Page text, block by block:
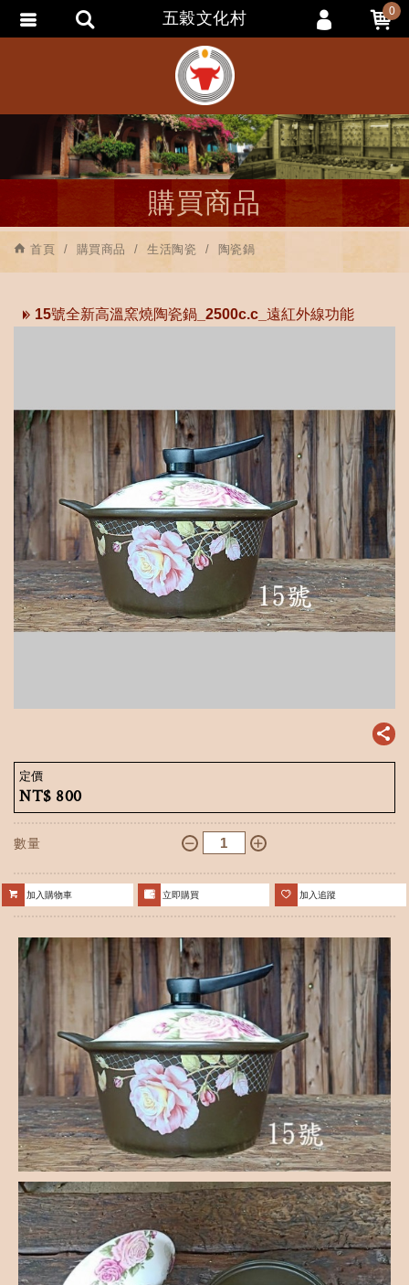
購買商品
首頁 購買商品 生活陶瓷 陶瓷鍋
15號全新高溫窯燒陶瓷鍋_2500c.c_遠紅外線功能
定價
NT$ 800
數量
加入購物車 立即購買 加入追蹤
五穀文化村 0
會員登入
會員註冊
忘記密碼
訂單查詢
追蹤清單
匯款通知